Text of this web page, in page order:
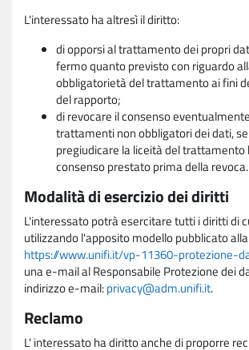
L'interessato ha altresì il diritto:
di opporsi al trattamento dei propri
fermo quanto previsto con riguardo
obbligatorietà del trattamento ai fini
del rapporto;
di revocare il consenso
trattamenti non obbligatori dei dati,
pregiudicare la liceità del trattamento
consenso prestato prima della revoca.
Modalità di esercizio dei diritti
L'interessato potrà esercitare tutti i diritti di
utilizzando l'apposito modello pubblicato
https://www.unifi.it/vp-11360-protezione-
una e-mail al Responsabile Protezione dei
indirizzo e-mail:privacy@adm.unifi.it.
Reclamo
L' interessato ha diritto anche di proporre